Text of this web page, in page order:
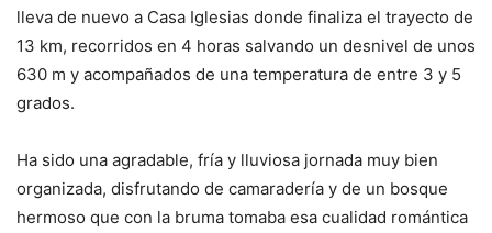
lleva de nuevo a Casa Iglesias donde finaliza el trayecto de
13 km, recorridos en 4 horas salvando un desnivel de unos
630 m y acompañados de una temperatura de entre 3 y 5
grados.
Ha sido una agradable, fría y lluviosa jornada muy bien
organizada, disfrutando de camaradería y de un bosque
hermoso que con la bruma tomaba esa cualidad romántica